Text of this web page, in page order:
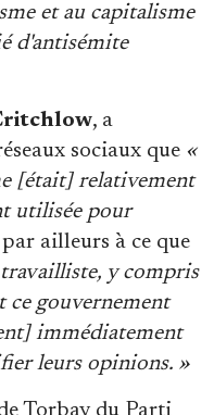
et au capitalisme
d'antisémite
, a
sociaux que «
[était] relativement
utilisée pour
ailleurs à ce que
y compris
ce gouvernement
immédiatement
leurs opinions. »
Torbay du Parti